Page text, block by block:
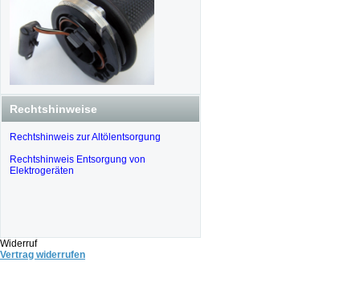
Rechtshinweise
Rechtshinweis zur Altölentsorgung
Rechtshinweis Entsorgung von
Elektrogeräten
Widerruf
Vertrag widerrufen